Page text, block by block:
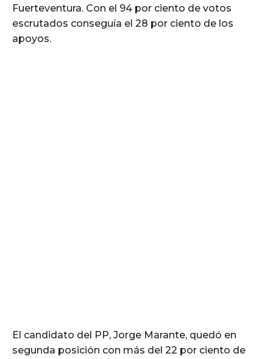
Fuerteventura. Con el 94 por ciento de votos
escrutados conseguía el 28 por ciento de los
apoyos.
El candidato del PP, Jorge Marante, quedó en
segunda posición con más del 22 por ciento de